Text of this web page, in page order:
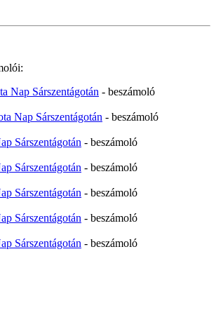
Nap Sárszentágotán - beszámoló
Nap Sárszentágotán - beszámoló
Sárszentágotán - beszámoló
Sárszentágotán - beszámoló
Sárszentágotán - beszámoló
Sárszentágotán - beszámoló
Sárszentágotán - beszámoló